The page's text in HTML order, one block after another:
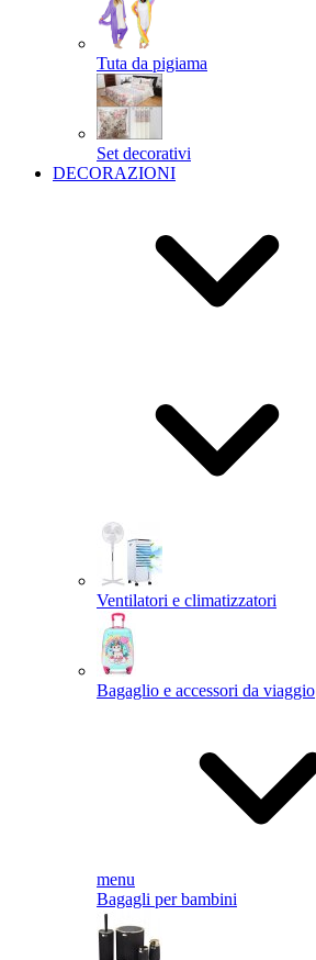
Tuta da pigiama
Set decorativi
DECORAZIONI
Ventilatori e climatizzatori
Bagaglio e accessori da viaggio
menu
Bagagli per bambini